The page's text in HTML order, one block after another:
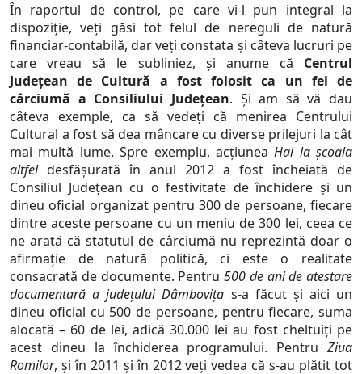
În raportul de control, pe care vi-l pun integral la
dispoziție, veți găsi tot felul de nereguli de natură
financiar-contabilă, dar veți constata și câteva lucruri pe
care vreau să le subliniez, și anume că Centrul
Județean de Cultură a fost folosit ca un fel de
cârciumă a Consiliului Județean. Și am să vă dau
câteva exemple, ca să vedeți că menirea Centrului
Cultural a fost să dea mâncare cu diverse prilejuri la cât
mai multă lume. Spre exemplu, acțiuneaHai la școala
altfeldesfășurată în anul 2012 a fost încheiată de
Consiliul Județean cu o festivitate de închidere și un
dineu oficial organizat pentru 300 de persoane, fiecare
dintre aceste persoane cu un meniu de 300 lei, ceea ce
ne arată că statutul de cârciumă nu reprezintă doar o
afirmație de natură politică, ci este o realitate
consacrată de documente. Pentru 500 de ani de atestare
documentară a județului Dâmbovița s-a făcut și aici un
dineu oficial cu 500 de persoane, pentru fiecare, suma
alocată – 60 de lei, adică 30.000 lei au fost cheltuiți pe
acest dineu la închiderea programului. Pentru Ziua
Romilor, și în 2011 și în 2012 veți vedea că s-au plătit tot